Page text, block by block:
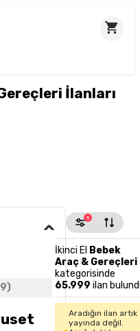
İlanları
)
1
İkinci El Bebek
Araç & Gereçleri
kategorisinde
65.999 ilan
Aradığın ilan artık
yayında değil.